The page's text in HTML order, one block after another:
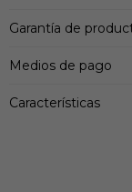
Garantía de
Medios de pago
Características